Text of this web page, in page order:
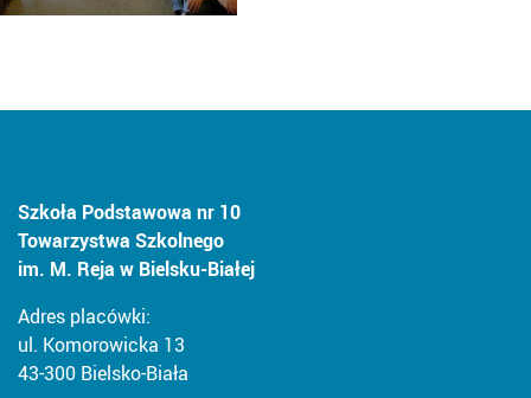
Szkoła Podstawowa nr 10
Towarzystwa Szkolnego
im. M. Reja w Bielsku-Białej
Adres placówki:
ul. Komorowicka 13
43-300 Bielsko-Biała